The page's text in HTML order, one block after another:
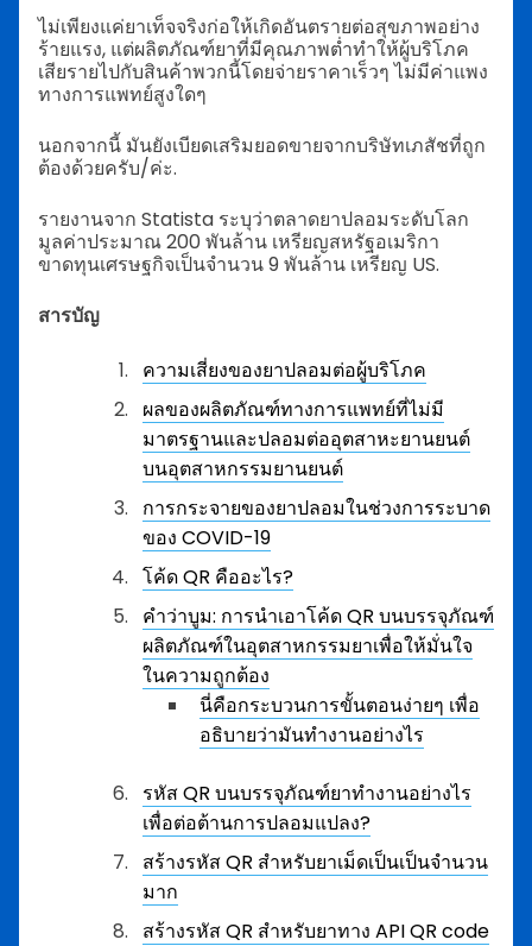
ไม่เพียงแค่ยาเท็จจริงก่อให้เกิดอันตรายต่อสุขภาพอย่าง
ร้ายแรง, แต่ผลิตภัณฑ์ยาที่มีคุณภาพต่ำทำให้ผู้บริโภค
เสียรายไปกับสินค้าพวกนี้โดยจ่ายราคาเร็วๆ ไม่มีค่าแพง
ทางการแพทย์สูงใดๆ
นอกจากนี้ มันยังเบียดเสริมยอดขายจากบริษัทเภสัชที่ถูก
ต้องด้วยครับ/ค่ะ.
รายงานจาก Statista ระบุว่าตลาดยาปลอมระดับโลก
มูลค่าประมาณ 200 พันล้าน​ ​เหรียญสหรัฐอเมริกา
ขาดทุนเศรษฐกิจเป็นจำนวน ​9 พันล้าน ​เหรียญ ​US.
สารบัญ
ความเสี่ยงของยาปลอมต่อผู้บริโภค
ผลของผลิตภัณฑ์ทางการแพทย์ที่ไม่มี
มาตรฐานและปลอมต่ออุตสาหะยานยนต์
บนอุตสาหกรรมยานยนต์
การกระจายของยาปลอมในช่วงการระบาด
ของ COVID-19
โค้ด QR คืออะไร?
คำว่าบูม: การนำเอาโค้ด QR บนบรรจุภัณฑ์
ผลิตภัณฑ์ในอุตสาหกรรมยาเพื่อให้มั่นใจ
ในความถูกต้อง
นี่คือกระบวนการขั้นตอนง่ายๆ เพื่อ
อธิบายว่ามันทำงานอย่างไร
รหัส QR บนบรรจุภัณฑ์ยาทำงานอย่างไร
เพื่อต่อต้านการปลอมแปลง?
สร้างรหัส QR สำหรับยาเม็ดเป็นเป็นจำนวน
มาก
สร้างรหัส QR สำหรับยาทาง API QR code